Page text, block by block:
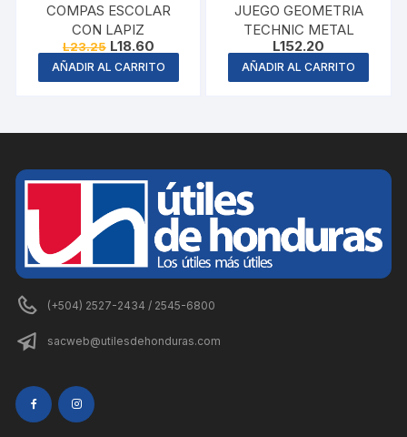
COMPAS ESCOLAR
CON LAPIZ
L23.25 Original
price
was:
L23.25.
L18.60Current
price
is:
L18.60.
AÑADIR AL CARRITO
JUEGO GEOMETRIA
TECHNIC METAL
L152.20
AÑADIR AL CARRITO
(+504) 2527-2434 / 2545-6800
sacweb@utilesdehonduras.com